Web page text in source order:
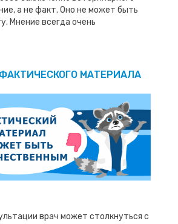
а не факт. Оно не может быть
Мнение всегда очень
МАТЕРИАЛА
врач может столкнуться с